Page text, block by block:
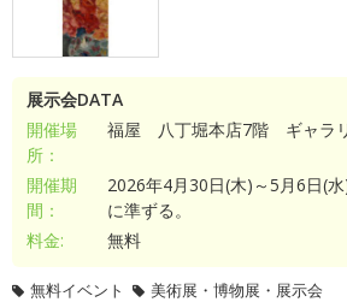
展示会DATA
開催場
所：
福屋 八丁堀本店7階 ギャラ
開催期
間：
2026年4月30日(木)～5月6日(
に準ずる。
料金:
無料
無料イベント 美術展・博物展・展示会